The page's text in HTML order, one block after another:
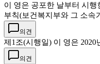
이 영은 공포한 날부터 시행
부칙(보건복지부와 그 소속
의견
제1조(시행일) 이 영은 2020
의견